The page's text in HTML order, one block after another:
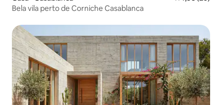
Bela vila perto de Corniche Casablanca